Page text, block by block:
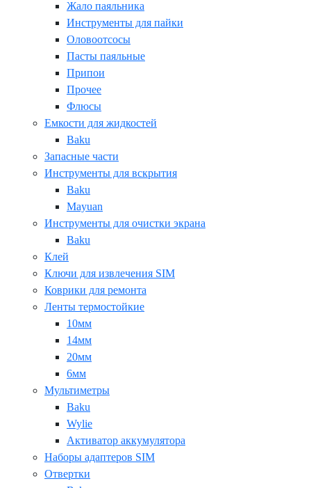
Жало паяльника
Инструменты для пайки
Оловоотсосы
Пасты паяльные
Припои
Прочее
Флюсы
Емкости для жидкостей
Baku
Запасные части
Инструменты для вскрытия
Baku
Mayuan
Инструменты для очистки экрана
Baku
Клей
Ключи для извлечения SIM
Коврики для ремонта
Ленты термостойкие
10мм
14мм
20мм
6мм
Мультиметры
Baku
Wylie
Активатор аккумулятора
Наборы адаптеров SIM
Отвертки